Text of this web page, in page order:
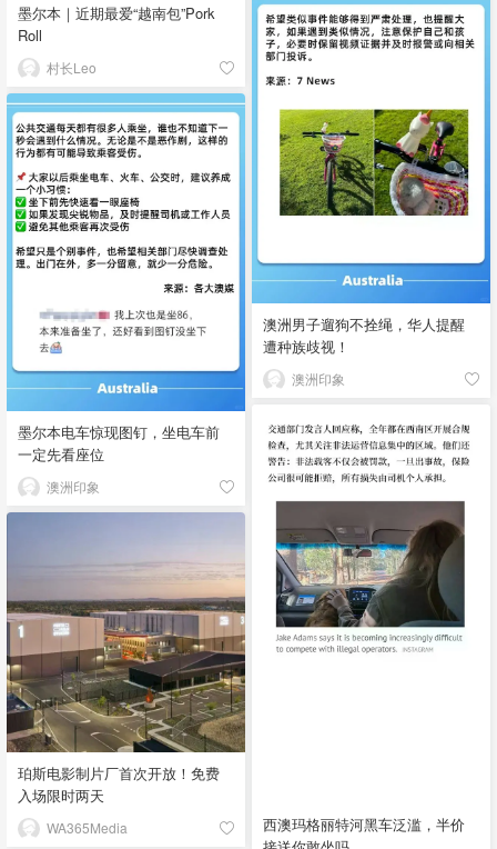
墨尔本｜近期最爱“越南包”Pork
Roll
村长Leo
澳洲男子遛狗不拴绳，华人提醒
遭种族歧视！
澳洲印象
墨尔本电车惊现图钉，坐电车前
一定先看座位
澳洲印象
西澳玛格丽特河黑车泛滥，半价
珀斯电影制片厂首次开放！免费
入场限时两天
WA365Media